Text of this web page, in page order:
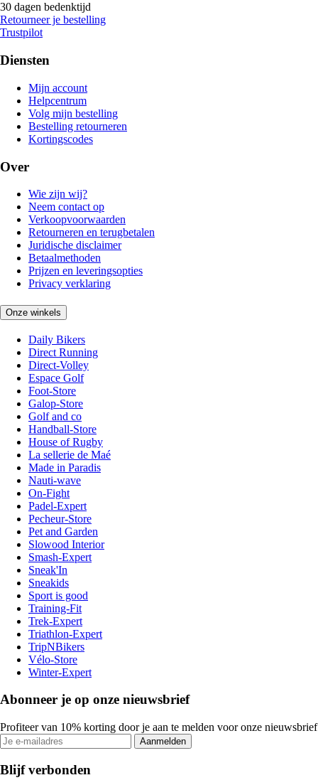
30 dagen bedenktijd
Retourneer je bestelling
Trustpilot
Diensten
Mijn account
Helpcentrum
Volg mijn bestelling
Bestelling retourneren
Kortingscodes
Over
Wie zijn wij?
Neem contact op
Verkoopvoorwaarden
Retourneren en terugbetalen
Juridische disclaimer
Betaalmethoden
Prijzen en leveringsopties
Privacy verklaring
Onze winkels
Daily Bikers
Direct Running
Direct-Volley
Espace Golf
Foot-Store
Galop-Store
Golf and co
Handball-Store
House of Rugby
La sellerie de Maé
Made in Paradis
Nauti-wave
On-Fight
Padel-Expert
Pecheur-Store
Pet and Garden
Slowood Interior
Smash-Expert
Sneak'In
Sneakids
Sport is good
Training-Fit
Trek-Expert
Triathlon-Expert
TripNBikers
Vélo-Store
Winter-Expert
Abonneer je op onze nieuwsbrief
Profiteer van 10% korting door je aan te melden voor onze nieuwsbrief
Aanmelden
Blijf verbonden